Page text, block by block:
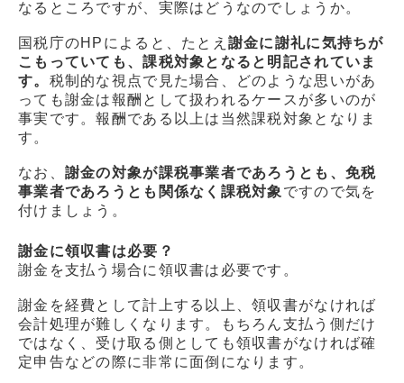
なるところですが、実際はどうなのでしょうか。
国税庁のHPによると、たとえ 謝金に謝礼に気持ちが
こもっていても、課税対象となると明記されていま
す。 税制的な視点で見た場合、どのような思いがあ
っても謝金は報酬として扱われるケースが多いのが
事実です。報酬である以上は当然課税対象となりま
す。
なお、 謝金の対象が課税事業者であろうとも、免税
事業者であろうとも関係なく課税対象 ですので気を
付けましょう。
謝金に領収書は必要？
謝金を支払う場合に領収書は必要です。
謝金を経費として計上する以上、領収書がなければ
会計処理が難しくなります。もちろん支払う側だけ
ではなく、受け取る側としても領収書がなければ確
定申告などの際に非常に面倒になります。